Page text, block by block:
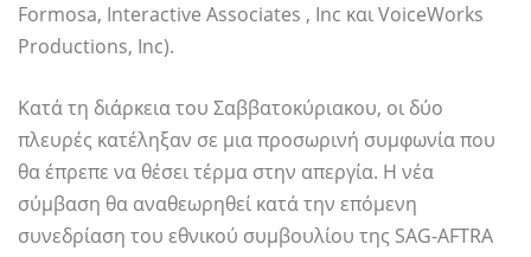
Formosa, Interactive Associates , Inc και VoiceWorks
Productions, Inc).
Κατά τη διάρκεια του Σαββατοκύριακου, οι δύο
πλευρές κατέληξαν σε μια προσωρινή συμφωνία που
θα έπρεπε να θέσει τέρμα στην απεργία. Η νέα
σύμβαση θα αναθεωρηθεί κατά την επόμενη
συνεδρίαση του εθνικού συμβουλίου της SAG-AFTRA